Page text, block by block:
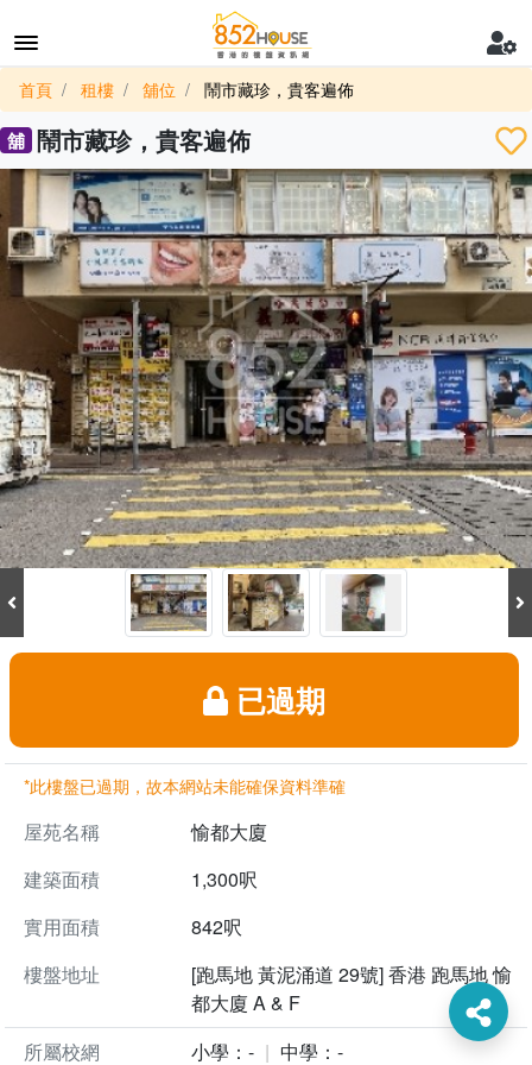
首頁 租樓 舖位 鬧市藏珍，貴客遍佈
舖 鬧市藏珍，貴客遍佈
已過期
*此樓盤已過期，故本網站未能確保資料準確
屋苑名稱
愉都大廈
建築面積
1,300呎
實用面積
842呎
樓盤地址
[跑馬地 黃泥涌道 29號] 香港 跑馬地 愉
都大廈 A & F
所屬校網
小學：- 中學：-